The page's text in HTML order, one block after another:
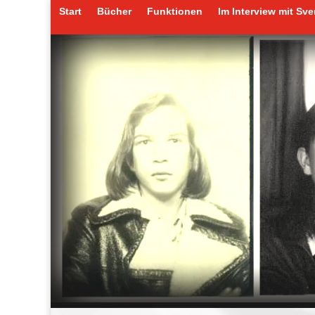
Start Bücher Funktionen Im Interview mit
Start Bücher Funktionen Im Interview mit